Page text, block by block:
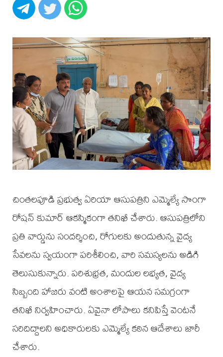
చింతలపూడి ప్రభుత్వ ఏరియా ఆసుపత్రిని ఎమ్మెల్యే సొంగా
రోషన్ కుమార్ ఆకస్మికంగా తనిఖీ చేశారు. ఆసుపత్రిలోని
ప్రతి వార్డును సందర్శించి, రోగులకు అందుతున్న వైద్య
సేవలను స్వయంగా పరిశీలించి, వారి సమస్యలను అడిగి
తెలుసుకున్నారు. పరిశుభ్రత, మందుల లభ్యత, వైద్య
సిబ్బంది హాజరు వంటి అంశాలపై ఆయన సమగ్రంగా
తనిఖీ నిర్వహించారు. ఏవైనా లోపాలు కనిపిస్తే వెంటనే
సరిదిద్దాలని అధికారులకు ఎమ్మెల్యే కఠిన ఆదేశాలు జారీ
చేశారు.